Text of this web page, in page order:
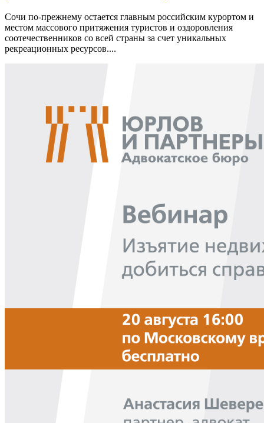
Сочи по-прежнему остается главным российским курортом и
местом массового притяжения туристов и оздоровления
соотечественников со всей страны за счет уникальных
рекреационных ресурсов....